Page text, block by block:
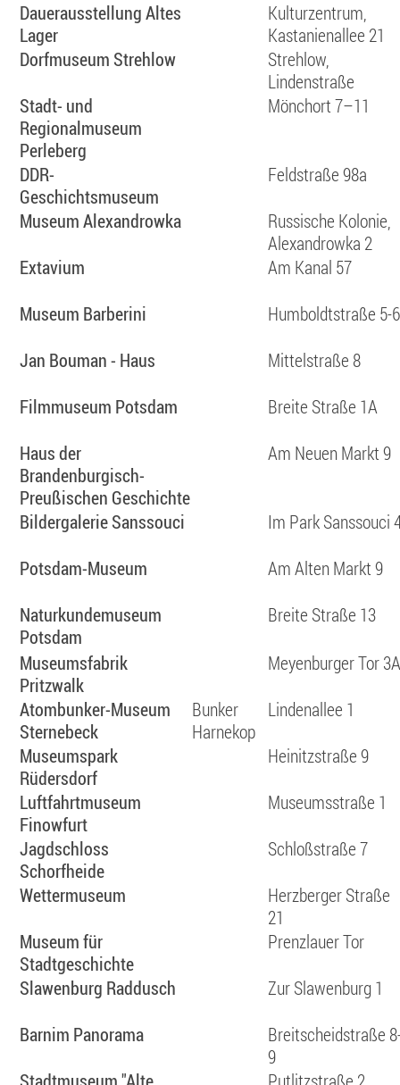
Dauerausstellung Altes
Lager
Kulturzentrum,
Kastanienallee 21
Dorfmuseum Strehlow
Strehlow,
Lindenstraße
Stadt- und
Regionalmuseum
Perleberg
Mönchort 7–11
DDR-
Geschichtsmuseum
Feldstraße 98a
Museum Alexandrowka
Russische Kolonie,
Alexandrowka 2
Extavium
Am Kanal 57
Museum Barberini
Humboldtstraße 5-6
Jan Bouman - Haus
Mittelstraße 8
Filmmuseum Potsdam
Breite Straße 1A
Haus der
Brandenburgisch-
Preußischen Geschichte
Am Neuen Markt 9
Bildergalerie Sanssouci
Im Park Sanssouci
Potsdam-Museum
Am Alten Markt 9
Naturkundemuseum
Potsdam
Breite Straße 13
Museumsfabrik
Pritzwalk
Meyenburger Tor 3A
Atombunker-Museum
Sternebeck
Bunker
Harnekop
Lindenallee 1
Museumspark
Rüdersdorf
Heinitzstraße 9
Luftfahrtmuseum
Finowfurt
Museumsstraße 1
Jagdschloss
Schorfheide
Schloßstraße 7
Wettermuseum
Herzberger Straße
21
Museum für
Stadtgeschichte
Prenzlauer Tor
Slawenburg Raddusch
Zur Slawenburg 1
Barnim Panorama
Breitscheidstraße
9